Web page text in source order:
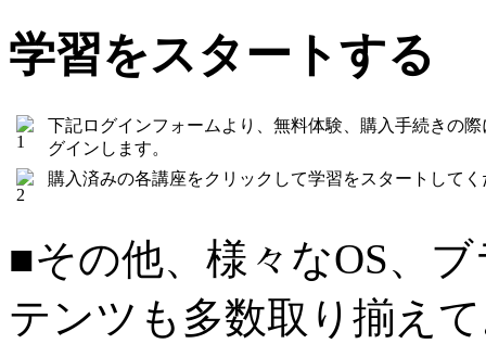
学習をスタートする
下記ログインフォームより、無料体験、購入手続きの
グインします。
購入済みの各講座をクリックして学習をスタートしてく
■その他、様々なOS、
テンツも多数取り揃え